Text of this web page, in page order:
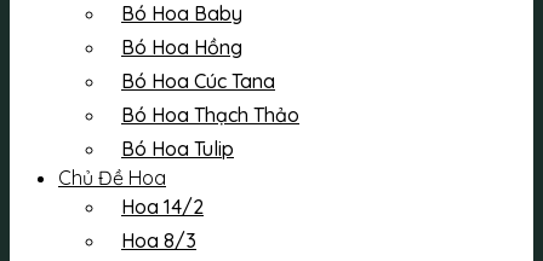
Bó Hoa Baby
Bó Hoa Hồng
Bó Hoa Cúc Tana
Bó Hoa Thạch Thảo
Bó Hoa Tulip
Chủ Đề Hoa
Hoa 14/2
Hoa 8/3